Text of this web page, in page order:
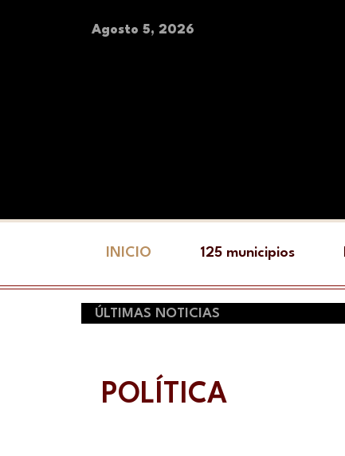
Agosto 5, 2026
INICIO 125 municipios
ÚLTIMAS NOTICIAS
POLÍTICA